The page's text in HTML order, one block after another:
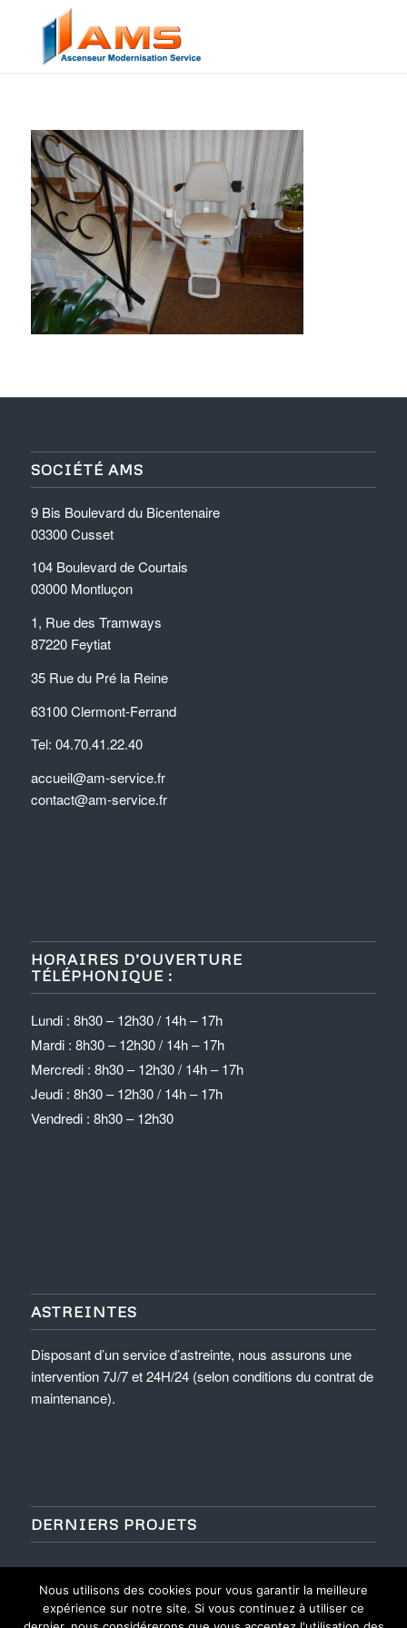
SOCIÉTÉ AMS
9 Bis Boulevard du Bicentenaire
03300 Cusset
104 Boulevard de Courtais
03000 Montluçon
1, Rue des Tramways
87220 Feytiat
35 Rue du Pré la Reine
63100 Clermont-Ferrand
Tel: 04.70.41.22.40
accueil@am-service.fr
contact@am-service.fr
HORAIRES D’OUVERTURE
TÉLÉPHONIQUE :
Lundi : 8h30 – 12h30 / 14h – 17h
Mardi : 8h30 – 12h30 / 14h – 17h
Mercredi : 8h30 – 12h30 / 14h – 17h
Jeudi : 8h30 – 12h30 / 14h – 17h
Vendredi : 8h30 – 12h30
ASTREINTES
Disposant d’un service d’astreinte, nous assurons une
intervention 7J/7 et 24H/24 (selon conditions du contrat de
maintenance).
DERNIERS PROJETS
Nous utilisons des cookies pour vous garantir la meilleure
expérience sur notre site. Si vous continuez à utiliser ce